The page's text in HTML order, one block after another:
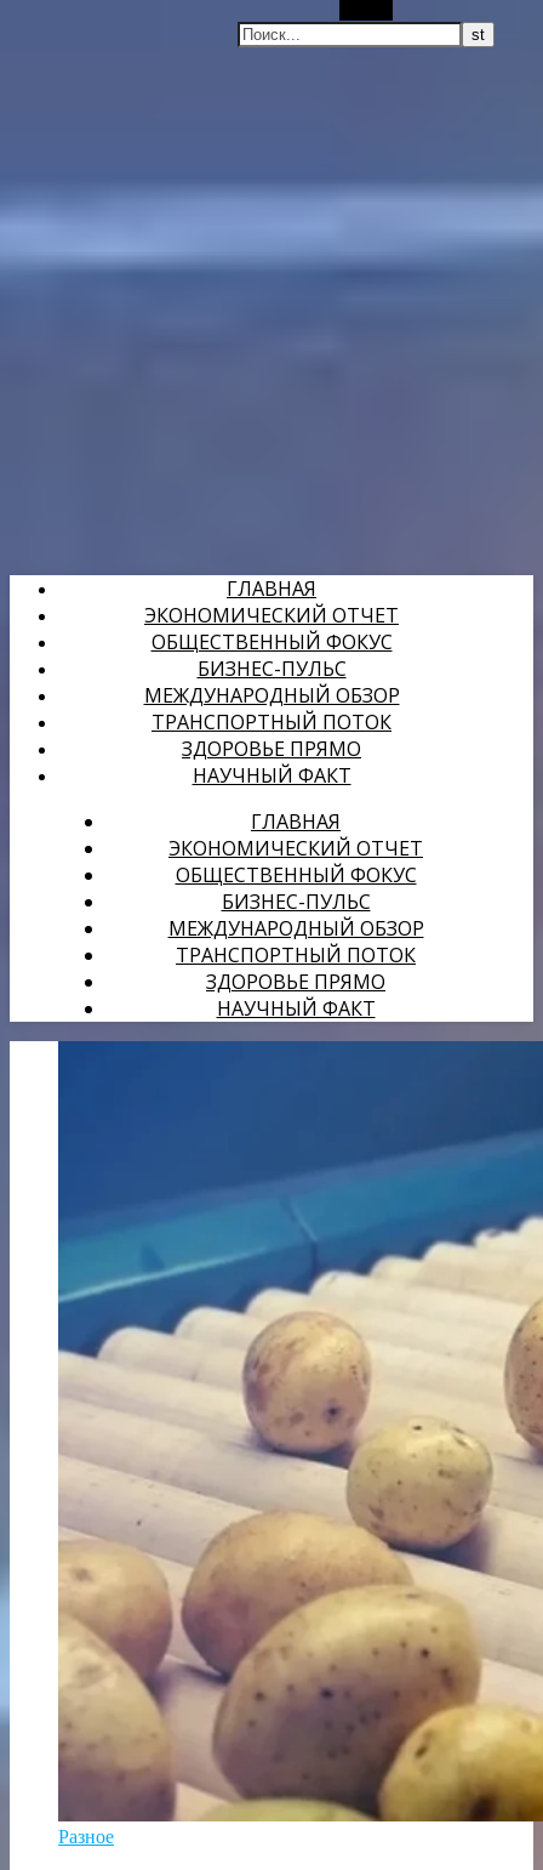
ГЛАВНАЯ
ЭКОНОМИЧЕСКИЙ ОТЧЕТ
ОБЩЕСТВЕННЫЙ ФОКУС
БИЗНЕС-ПУЛЬС
МЕЖДУНАРОДНЫЙ ОБЗОР
ТРАНСПОРТНЫЙ ПОТОК
ЗДОРОВЬЕ ПРЯМО
НАУЧНЫЙ ФАКТ
ГЛАВНАЯ
ЭКОНОМИЧЕСКИЙ ОТЧЕТ
ОБЩЕСТВЕННЫЙ ФОКУС
БИЗНЕС-ПУЛЬС
МЕЖДУНАРОДНЫЙ ОБЗОР
ТРАНСПОРТНЫЙ ПОТОК
ЗДОРОВЬЕ ПРЯМО
НАУЧНЫЙ ФАКТ
Разное